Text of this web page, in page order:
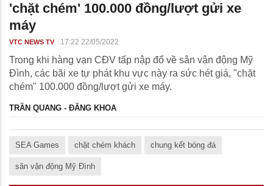
'chặt chém' 100.000 đồng/lượt gửi xe
máy
VTC NEWS TV 17:22 22/05/2022
Trong khi hàng vạn CĐV tấp nập đổ về sân vận động Mỹ
Đình, các bãi xe tự phát khu vực này ra sức hét giá, "chặt
chém" 100.000 đồng/lượt gửi xe máy.
TRẦN QUANG - ĐĂNG KHOA
SEA Games chặt chém khách chung kết bóng đá
sân vận động Mỹ Đình